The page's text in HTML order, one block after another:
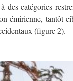
des catégories
émirienne, tantôt
(figure 2).